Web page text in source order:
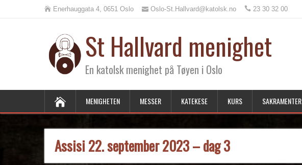
Enerhauggata 4, 0651 Oslo Oslo-St.Hallvard@katolsk.no 23 30 32 00
St Hallvard menighet
En katolsk menighet på Tøyen i Oslo
MENIGHETEN MESSER KATEKESE KURS SAKRAMENTER
Assisi 22. september 2023 – dag 3